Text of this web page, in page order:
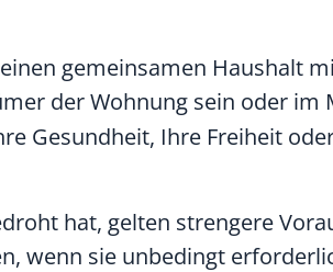
gemeinsamen Haushalt
der Wohnung sein oder im
Gesundheit, Ihre Freiheit
hat, gelten strengere
wenn sie unbedingt